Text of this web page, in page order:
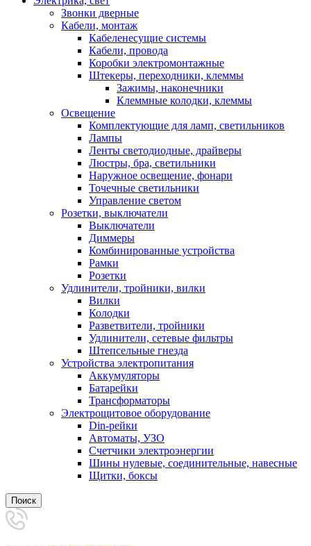
Звонки дверные
Кабели, монтаж
Кабеленесущие системы
Кабели, провода
Коробки электромонтажные
Штекеры, переходники, клеммы
Зажимы, наконечники
Клеммные колодки, клеммы
Освещение
Комплектующие для ламп, светильников
Лампы
Ленты светодиодные, драйверы
Люстры, бра, светильники
Наружное освещение, фонари
Точечные светильники
Управление светом
Розетки, выключатели
Выключатели
Диммеры
Комбинированные устройства
Рамки
Розетки
Удлинители, тройники, вилки
Вилки
Колодки
Разветвители, тройники
Удлинители, сетевые фильтры
Штепсельные гнезда
Устройства электропитания
Аккумуляторы
Батарейки
Трансформаторы
Электрощитовое оборудование
Din-рейки
Автоматы, УЗО
Счетчики электроэнергии
Шины нулевые, соединительные, навесные
Щитки, боксы
Поиск